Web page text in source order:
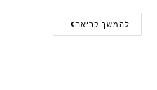
להמשך קריאה